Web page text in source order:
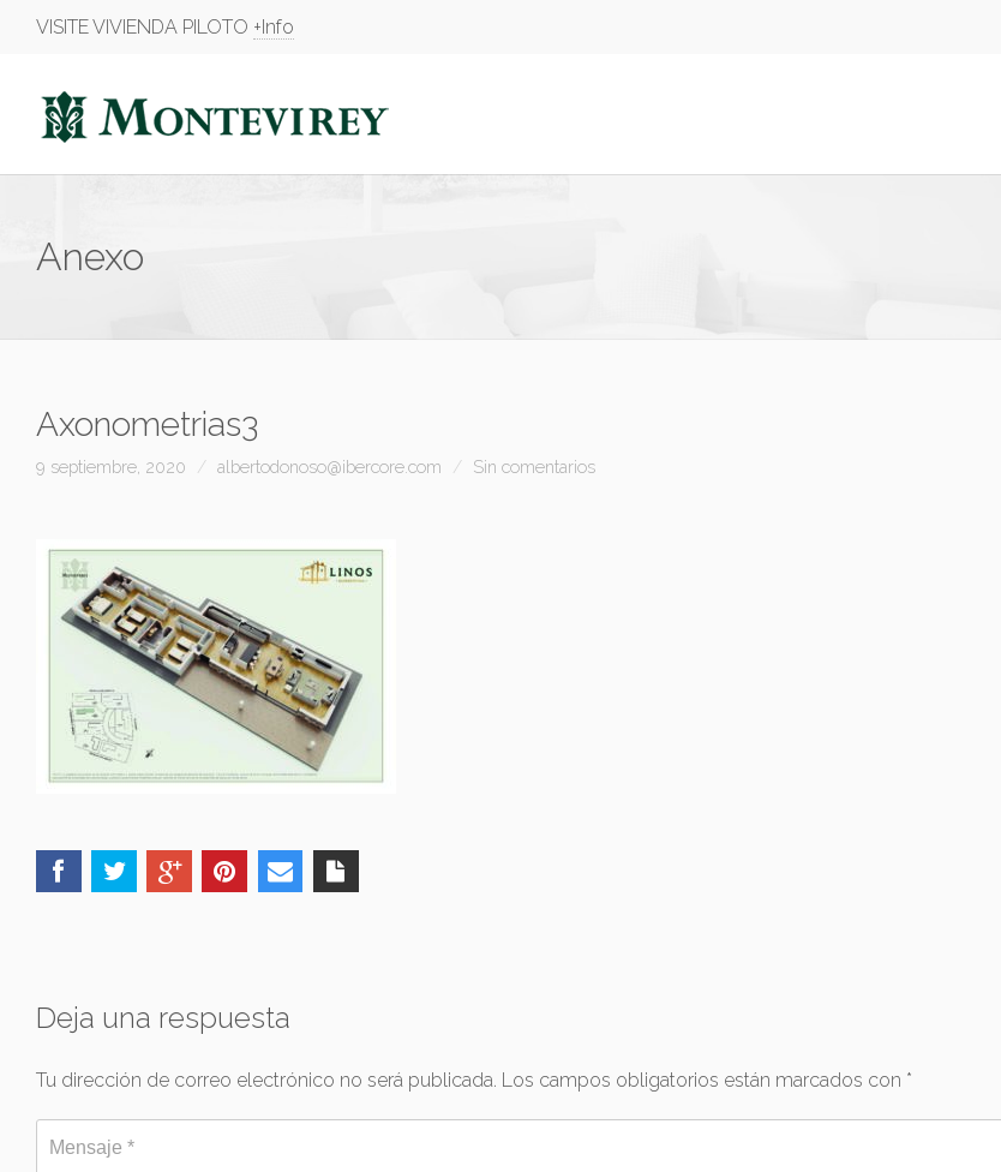
VISITE VIVIENDA PILOTO +Info
Anexo
Axonometrias3
9 septiembre, 2020 albertodonoso@ibercore.com Sin comentarios
Deja una respuesta
Tu dirección de correo electrónico no será publicada. Los campos obligatorios están marcados con *